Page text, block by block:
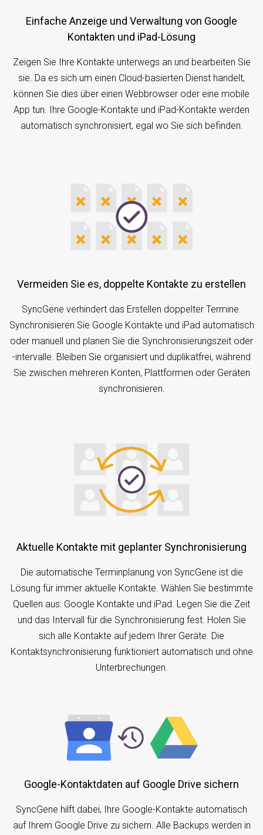
Einfache Anzeige und Verwaltung von Google
Kontakten und iPad-Lösung
Zeigen Sie Ihre Kontakte unterwegs an und bearbeiten Sie
sie. Da es sich um einen Cloud-basierten Dienst handelt,
können Sie dies über einen Webbrowser oder eine mobile
App tun. Ihre Google-Kontakte und iPad-Kontakte werden
automatisch synchronisiert, egal wo Sie sich befinden.
Vermeiden Sie es, doppelte Kontakte zu erstellen
SyncGene verhindert das Erstellen doppelter Termine.
Synchronisieren Sie Google Kontakte und iPad automatisch
oder manuell und planen Sie die Synchronisierungszeit oder
-intervalle. Bleiben Sie organisiert und duplikatfrei, während
Sie zwischen mehreren Konten, Plattformen oder Geräten
synchronisieren.
Aktuelle Kontakte mit geplanter Synchronisierung
Die automatische Terminplanung von SyncGene ist die
Lösung für immer aktuelle Kontakte. Wählen Sie bestimmte
Quellen aus: Google Kontakte und iPad. Legen Sie die Zeit
und das Intervall für die Synchronisierung fest. Holen Sie
sich alle Kontakte auf jedem Ihrer Geräte. Die
Kontaktsynchronisierung funktioniert automatisch und ohne
Unterbrechungen.
Google-Kontaktdaten auf Google Drive sichern
SyncGene hilft dabei, Ihre Google-Kontakte automatisch
auf Ihrem Google Drive zu sichern. Alle Backups werden in